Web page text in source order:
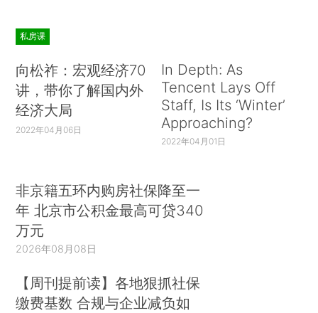
私房课
向松祚：宏观经济70
讲，带你了解国内外
经济大局
2022年04月06日
In Depth: As
Tencent Lays Off
Staff, Is Its ‘Winter’
Approaching?
2022年04月01日
非京籍五环内购房社保降至一
年 北京市公积金最高可贷340
万元
2026年08月08日
【周刊提前读】各地狠抓社保
缴费基数 合规与企业减负如